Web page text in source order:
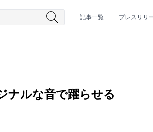
記事一覧 プレスリリ
ナルな音で躍らせる